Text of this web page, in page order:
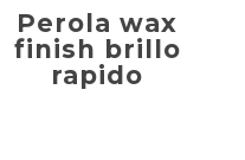
Perola wax
finish brillo
rapido